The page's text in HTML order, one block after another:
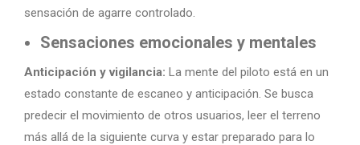
sensación de agarre controlado.
Sensaciones emocionales y mentales
Anticipación y vigilancia: La mente del piloto está en un
estado constante de escaneo y anticipación. Se busca
predecir el movimiento de otros usuarios, leer el terreno
más allá de la siguiente curva y estar preparado para lo